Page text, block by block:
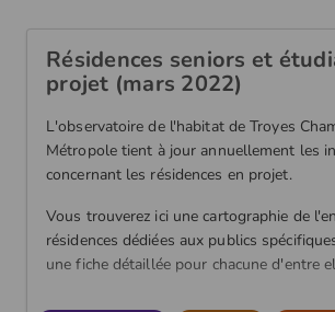
Résidences seniors et
projet (mars 2022)
L'observatoire de l'habitat de Troyes
Métropole tient à jour annuellement les
concernant les résidences en projet.
Vous trouverez ici une cartographie de
résidences dédiées aux publics
une fiche détaillée pour chacune d'entre